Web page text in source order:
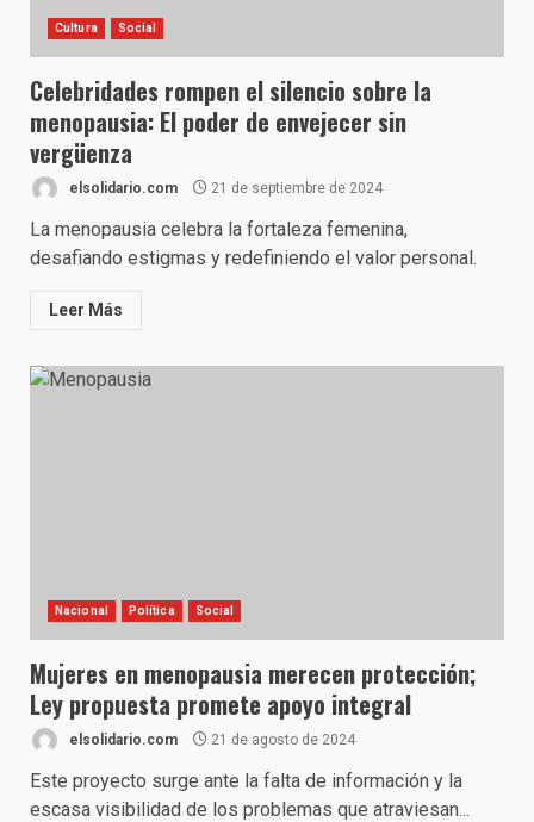
Cultura Social
Celebridades rompen el silencio sobre la
menopausia: El poder de envejecer sin
vergüenza
elsolidario.com 21 de septiembre de 2024
La menopausia celebra la fortaleza femenina,
desafiando estigmas y redefiniendo el valor personal.
Leer Más
Nacional Política Social
Mujeres en menopausia merecen protección;
Ley propuesta promete apoyo integral
elsolidario.com 21 de agosto de 2024
Este proyecto surge ante la falta de información y la
escasa visibilidad de los problemas que atraviesan...